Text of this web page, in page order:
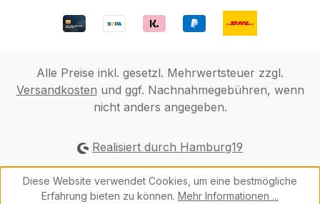
Alle Preise inkl. gesetzl. Mehrwertsteuer zzgl.
Versandkosten und ggf. Nachnahmegebühren, wenn
nicht anders angegeben.
Realisiert durch Hamburg19
Diese Website verwendet Cookies, um eine bestmögliche
Erfahrung bieten zu können. Mehr Informationen ...